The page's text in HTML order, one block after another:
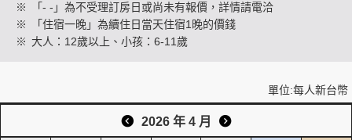
創造旅遊
※
「- -」為不受理訂房日或尚未有報價，詳情請電洽
※
「住宿一晚」為續住日當天住宿1晚的價錢
※ 大人：12歲以上、小孩：6-11歲
單位:每人新台幣
2026 年 4 月